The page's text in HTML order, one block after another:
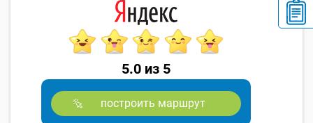
5.0 из 5
построить маршрут